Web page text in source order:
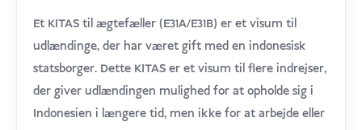
Et KITAS til ægtefæller (E31A/E31B) er et visum til
udlændinge, der har været gift med en indonesisk
statsborger. Dette KITAS er et visum til flere indrejser,
der giver udlændingen mulighed for at opholde sig i
Indonesien i længere tid, men ikke for at arbejde eller